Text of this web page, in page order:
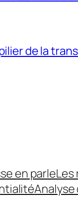
de la
en parleLes